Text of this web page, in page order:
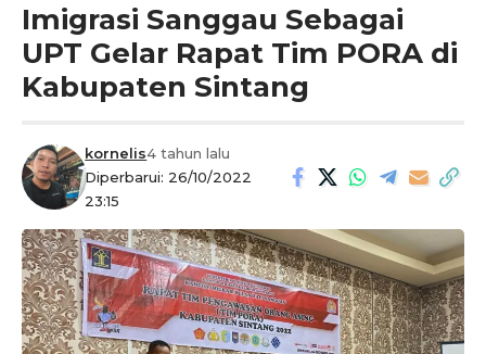
Imigrasi Sanggau Sebagai
UPT Gelar Rapat Tim PORA di
Kabupaten Sintang
Diperbarui: 26/10/2022
23:15
kornelis4 tahun lalu